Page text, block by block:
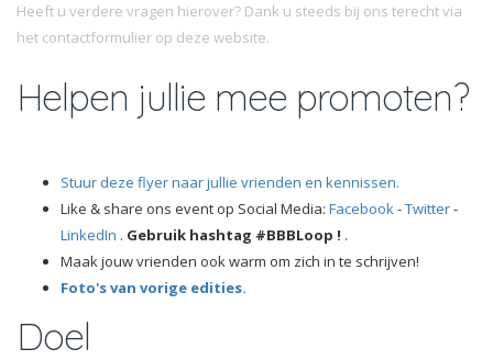
Heeft u verdere vragen hierover? Dank u steeds bij ons terecht via
het contactformulier op deze website.
Helpen jullie mee promoten?
Stuur deze flyer naar jullie vrienden en kennissen.
Like & share ons event op Social Media: Facebook-Twitter-
LinkedIn . Gebruik hashtag #BBBLoop ! .
Maak jouw vrienden ook warm om zich in te schrijven!
Foto's van vorige edities.
Doel